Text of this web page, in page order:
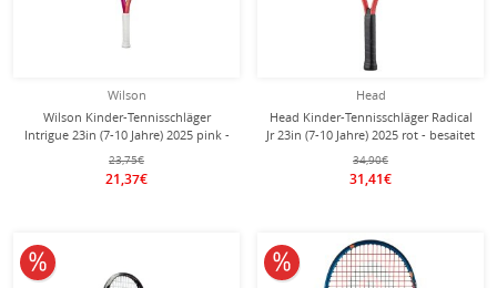
Wilson
Wilson Kinder-Tennisschläger
Intrigue 23in (7-10 Jahre) 2025 pink -
besaitet - Mädchen
23,75€
21,37€
Head
Head Kinder-Tennisschläger Radical
Jr 23in (7-10 Jahre) 2025 rot - besaitet
-
34,90€
31,41€
10% reduziert 10% reduziert